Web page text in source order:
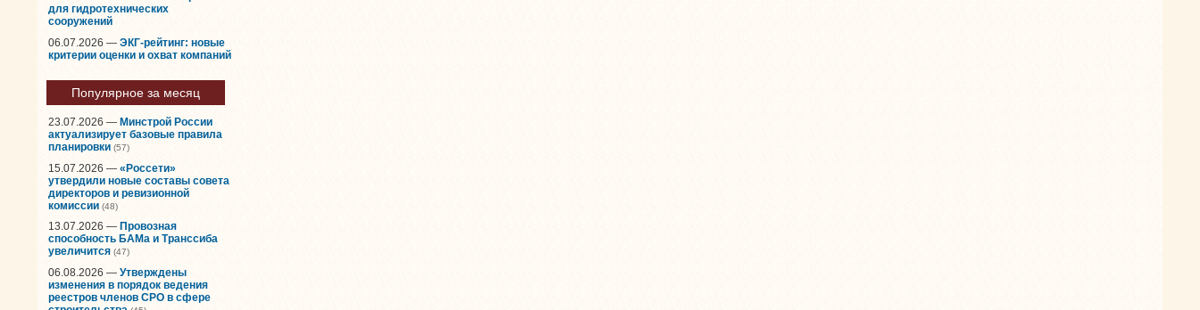
для гидротехнических
сооружений
06.07.2026 — ЭКГ-рейтинг: новые
критерии оценки и охват компаний
Популярное за месяц
23.07.2026 — Минстрой России
актуализирует базовые правила
планировки (57)
15.07.2026 — «Россети»
утвердили новые составы совета
директоров и ревизионной
комиссии (48)
13.07.2026 — Провозная
способность БАМа и Транссиба
увеличится (47)
06.08.2026 — Утверждены
изменения в порядок ведения
реестров членов СРО в сфере